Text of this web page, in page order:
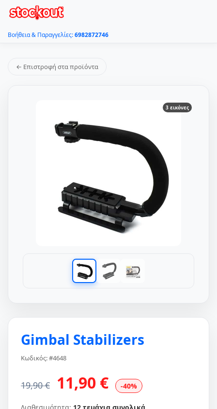
Βοήθεια & Παραγγελίες:6982872746
← Επιστροφή στα προϊόντα
3 εικόνες
Gimbal Stabilizers
Κωδικός: #4648
19,90 € 11,90 € -40%